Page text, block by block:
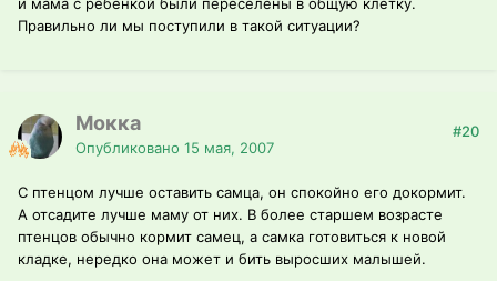
и мама с ребёнкой были переселены в общую клетку.
Правильно ли мы поступили в такой ситуации?
Мокка
Опубликовано 15 мая, 2007
#20
С птенцом лучше оставить самца, он спокойно его докормит.
А отсадите лучше маму от них. В более старшем возрасте
птенцов обычно кормит самец, а самка готовиться к новой
кладке, нередко она может и бить выросших малышей.